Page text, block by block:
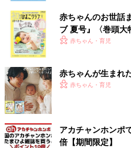
赤ちゃんのお世話
ブ 夏号』〈巻頭
く！ おっぱい・ミ
赤ちゃん・育児
赤ちゃんが生まれ
赤ちゃん・育児
アカチャンホンポ
倍【期間限定】